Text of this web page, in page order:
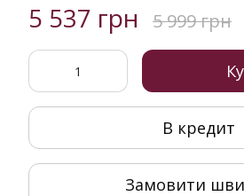
5 537 грн 5 999 грн
В кредит
Замовити